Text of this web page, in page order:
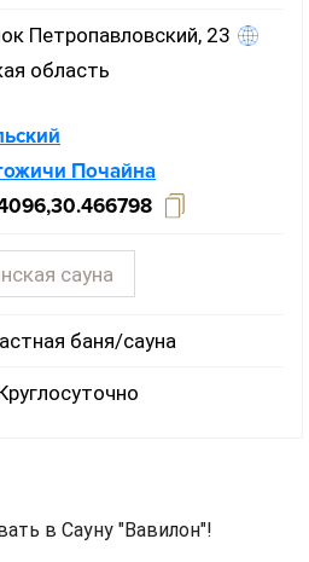
Петропавловский, 23
область
Почайна
сауна
баня/сауна
в Сауну "Вавилон"!